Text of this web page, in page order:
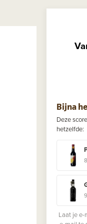
Bijna
Deze
hetzelfde:
Laat je e-